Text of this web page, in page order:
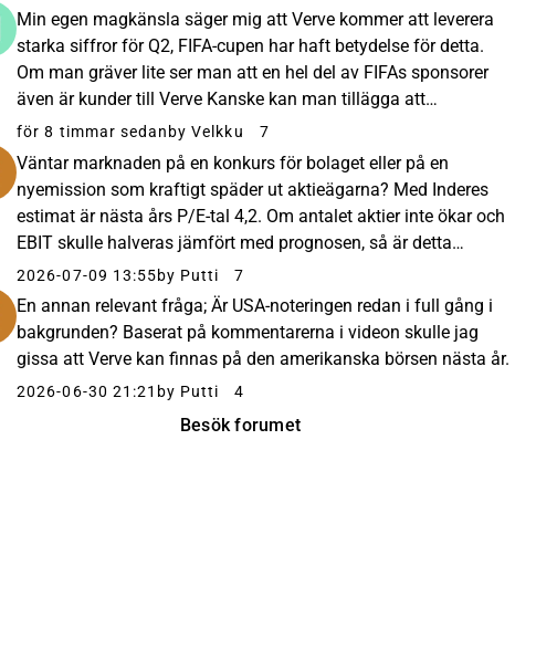
Min egen magkänsla säger mig att Verve kommer att leverera
starka siffror för Q2, FIFA-cupen har haft betydelse för detta.
Om man gräver lite ser man att en hel del av FIFAs sponsorer
även är kunder till Verve​ Kanske kan man tillägga att
marknadsområdet var USA, där matcherna ocks...
för 8 timmar sedan by Velkku 7
Väntar marknaden på en konkurs för bolaget eller på en
nyemission som kraftigt späder ut aktieägarna? Med Inderes
estimat är nästa års P/E-tal 4,2. Om antalet aktier inte ökar och
EBIT skulle halveras jämfört med prognosen, så är detta
fortfarande billigt i förhållande till jämfö...
2026-07-09 13:55by Putti 7
En annan relevant fråga; Är USA-noteringen redan i full gång i
bakgrunden? Baserat på kommentarerna i videon skulle jag
gissa att Verve kan finnas på den amerikanska börsen nästa år.
2026-06-30 21:21 by Putti 4
Besök forumet